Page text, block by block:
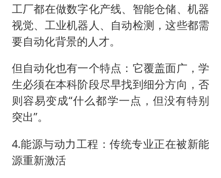
工厂都在做数字化产线、智能仓储、机器
视觉、工业机器人、自动检测，这些都需
要自动化背景的人才。
但自动化也有一个特点：它覆盖面广，学
生必须在本科阶段尽早找到细分方向，否
则容易变成“什么都学一点，但没有特别
突出”。
4.能源与动力工程：传统专业正在被新能
源重新激活